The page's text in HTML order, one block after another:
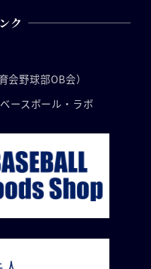
ク
会野球部OB会）
ースボール・ラボ